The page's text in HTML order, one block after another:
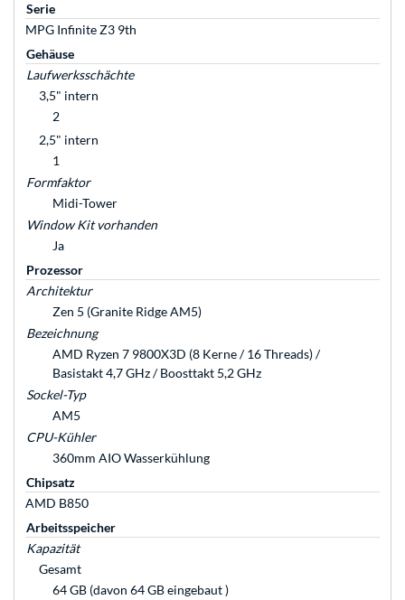
Serie
MPG Infinite Z3 9th
Gehäuse
Laufwerksschächte
3,5" intern
2
2,5" intern
1
Formfaktor
Midi-Tower
Window Kit vorhanden
Ja
Prozessor
Architektur
Zen 5 (Granite Ridge AM5)
Bezeichnung
AMD Ryzen 7 9800X3D (8 Kerne / 16 Threads) /
Basistakt 4,7 GHz / Boosttakt 5,2 GHz
Sockel-Typ
AM5
CPU-Kühler
360mm AIO Wasserkühlung
Chipsatz
AMD B850
Arbeitsspeicher
Kapazität
Gesamt
64 GB (davon 64 GB eingebaut )